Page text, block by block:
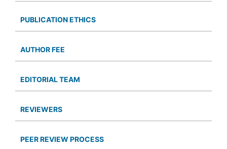
PUBLICATION ETHICS
AUTHOR FEE
EDITORIAL TEAM
REVIEWERS
PEER REVIEW PROCESS